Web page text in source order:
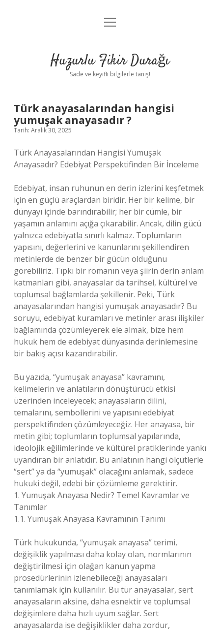
Anasayfa
Yasal Uyarı
menüyü
Huzurlu Fikir Durağı
Sade ve keyifli bilgilerle tanış!
Türk anayasalarından hangisi
yumuşak anayasadır ?
Tarih: Aralık 30, 2025
Türk Anayasalarından Hangisi Yumuşak
Anayasadır? Edebiyat Perspektifinden Bir İnceleme
Edebiyat, insan ruhunun en derin izlerini keşfetmek
için en güçlü araçlardan biridir. Her bir kelime, bir
dünyayı içinde barındırabilir; her bir cümle, bir
yaşamın anlamını açığa çıkarabilir. Ancak, dilin gücü
yalnızca edebiyatla sınırlı kalmaz. Toplumların
yapısını, değerlerini ve kanunlarını şekillendiren
metinlerde de benzer bir gücün olduğunu
görebiliriz. Tıpkı bir romanın veya şiirin derin anlam
katmanları gibi, anayasalar da tarihsel, kültürel ve
toplumsal bağlamlarda şekillenir. Peki, Türk
anayasalarından hangisi yumuşak anayasadır? Bu
soruyu, edebiyat kuramları ve metinler arası ilişkiler
bağlamında çözümleyerek ele almak, bize hem
hukuk hem de edebiyat dünyasında derinlemesine
bir bakış açısı kazandırabilir.
Bu yazıda, “yumuşak anayasa” kavramını,
kelimelerin ve anlatıların dönüştürücü etkisi
üzerinden inceleyecek; anayasaların dilini,
temalarını, sembollerini ve yapısını edebiyat
perspektifinden çözümleyeceğiz. Her anayasa, bir
metin gibi; toplumların toplumsal yapılarında,
ideolojik eğilimlerinde ve kültürel pratiklerinde yankı
uyandıran bir anlatıdır. Bu anlatının hangi ölçütlerle
“sert” ya da “yumuşak” olacağını anlamak, sadece
hukuki değil, edebi bir çözümleme gerektirir.
1. Yumuşak Anayasa Nedir? Temel Kavramlar ve
Tanımlar
1.1. Yumuşak Anayasa Kavramının Tanımı
Türk hukukunda, “yumuşak anayasa” terimi,
değişiklik yapılması daha kolay olan, normlarının
değiştirilmesi için olağan kanun yapma
prosedürlerinin izlenebileceği anayasaları
tanımlamak için kullanılır. Bu tür anayasalar, sert
anayasaların aksine, daha esnektir ve toplumsal
değişimlere daha hızlı uyum sağlar. Sert
anayasalarda ise değişiklikler daha zordur,